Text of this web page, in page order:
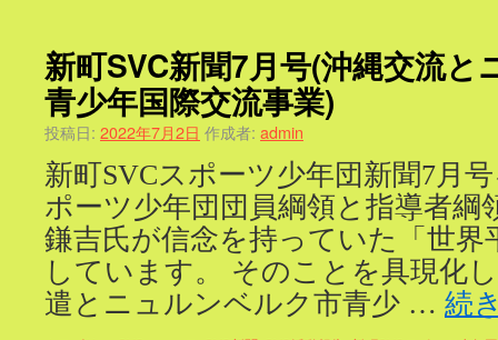
新町SVC新聞7月号(沖縄交流と
青少年国際交流事業)
投稿日: 2022年7月2日 作成者: admin
新町SVCスポーツ少年団新聞7月
ポーツ少年団団員綱領と指導者綱
鎌吉氏が信念を持っていた「世界
しています。 そのことを具現化
遣とニュルンベルク市青少 … 続